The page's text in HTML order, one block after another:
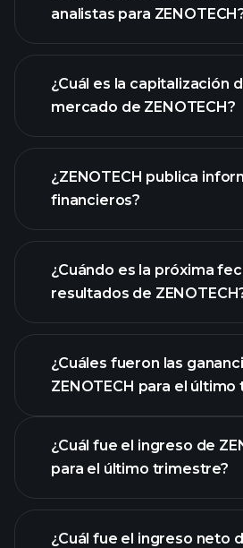
ZENOTECH
analistas para
¿Cuál es la capitalización
mercado de ZENOTECH?
¿ZENOTECH publica
financieros?
los
de ZENOTECH
¿Cuándo es la próxima
resultados de
¿Cuáles fueron las
ZENOTECH para el
¿Cuál fue el ingreso de
para el último trimestre?
¿Cuál fue el ingreso neto